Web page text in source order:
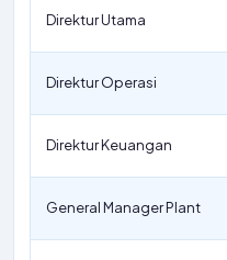
Direktur Utama
Direktur Operasi
Direktur Keuangan
General Manager Plant